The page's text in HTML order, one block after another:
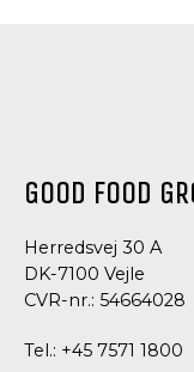
GOOD FOOD
Herredsvej 30 A
DK-7100 Vejle
CVR-nr.: 54664028
Tel.: +45 7571 1800